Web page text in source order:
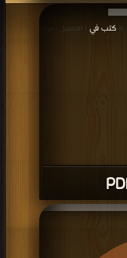
كتب في | التحميل : مرة/